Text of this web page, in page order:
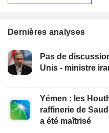
Dernières analyses
Pas de
Unis - ministre
Yémen : les
raffinerie de
a été maîtrisé